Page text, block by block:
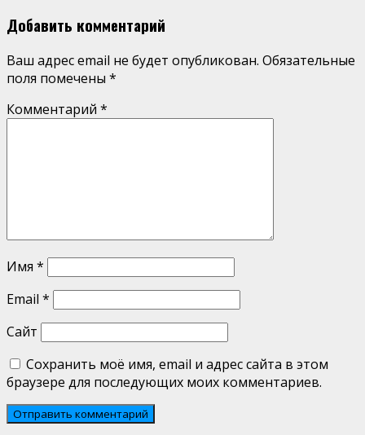
Добавить комментарий
Ваш адрес email не будет опубликован. Обязательные
поля помечены *
Комментарий *
Имя *
Email *
Сайт
Сохранить моё имя, email и адрес сайта в этом
браузере для последующих моих комментариев.